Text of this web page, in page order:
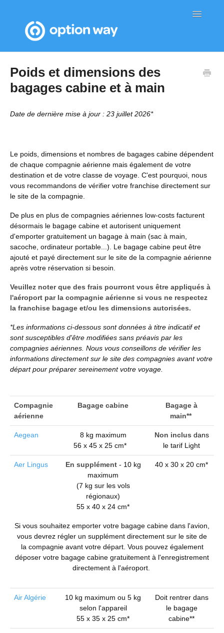
Toggle
Poids et dimensions des
bagages cabine et à main
Date de dernière mise à jour : 23 juillet2026*
Le poids, dimensions et nombres de bagages cabine dépendent
de chaque compagnie aérienne mais également de votre
destination et de votre classe de voyage. C'est pourquoi, nous
vous recommandons de vérifier votre franchise directement sur
le site de la compagnie.
De plus en plus de compagnies aériennes low-costs facturent
désormais le bagage cabine et autorisent uniquement
d'emporter gratuitement un bagage à main (sac à main,
sacoche, ordinateur portable...). Le bagage cabine peut être
ajouté et payé directement sur le site de la compagnie aérienne
après votre réservation si besoin.
Veuillez noter que des frais pourront vous être appliqués à
l'aéroport par la compagnie aérienne si vous ne respectez
la franchise bagage et/ou les dimensions autorisées.
*Les informations ci-dessous sont données à titre indicatif et
sont susceptibles d'être modifiées sans préavis par les
compagnies aériennes. Nous vous conseillons de vérifier les
informations directement sur le site des compagnies avant votre
départ pour préparer sereinement votre voyage.
Compagnie
aérienne
Bagage cabine
Bagage à
main**
Aegean
8 kg maximum
56 x 45 x 25 cm*
Non inclus dans
le tarif Light
Aer Lingus En supplément- 10 kg
maximum
(7 kg sur les vols
régionaux)
55 x 40 x 24 cm*
40 x 30 x 20 cm*
Si vous souhaitez emporter votre bagage cabine dans l'avion,
vous devrez régler un supplément directement sur le site de
la compagnie avant votre départ. Vous pouvez également
déposer votre bagage cabine gratuitement à l'enregistrement
directement à l'aéroport.
Air Algérie
10 kg maximum ou 5 kg
selon l'appareil
55 x 35 x 25 cm*
Doit rentrer dans
le bagage
cabine**